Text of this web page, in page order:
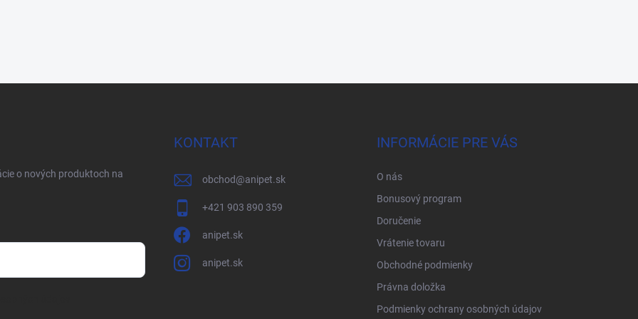
o nových produktoch na
KONTAKT
obchod@anipet.sk
+421 903 890 359
anipet.sk
anipet.sk
INFORMÁCIE PRE VÁS
O nás
Bonusový program
Doručenie
Vrátenie tovaru
Obchodné podmienky
Právna doložka
Podmienky ochrany osobných údajov